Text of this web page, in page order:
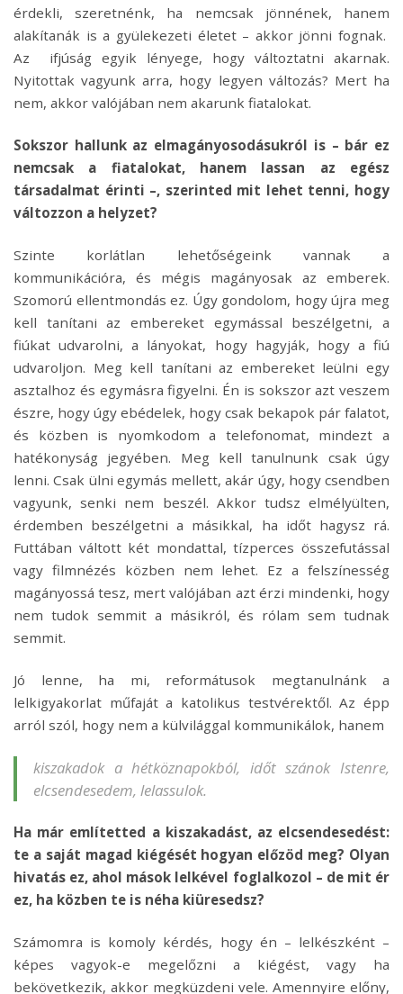
érdekli, szeretnénk, ha nemcsak jönnének, hanem
alakítanák is a gyülekezeti életet – akkor jönni fognak.
Az ifjúság egyik lényege, hogy változtatni akarnak.
Nyitottak vagyunk arra, hogy legyen változás? Mert ha
nem, akkor valójában nem akarunk fiatalokat.
Sokszor hallunk az elmagányosodásukról is – bár ez
nemcsak a fiatalokat, hanem lassan az egész
társadalmat érinti –, szerinted mit lehet tenni, hogy
változzon a helyzet?
Szinte korlátlan lehetőségeink vannak a
kommunikációra, és mégis magányosak az emberek.
Szomorú ellentmondás ez. Úgy gondolom, hogy újra meg
kell tanítani az embereket egymással beszélgetni, a
fiúkat udvarolni, a lányokat, hogy hagyják, hogy a fiú
udvaroljon. Meg kell tanítani az embereket leülni egy
asztalhoz és egymásra figyelni. Én is sokszor azt veszem
észre, hogy úgy ebédelek, hogy csak bekapok pár falatot,
és közben is nyomkodom a telefonomat, mindezt a
hatékonyság jegyében. Meg kell tanulnunk csak úgy
lenni. Csak ülni egymás mellett, akár úgy, hogy csendben
vagyunk, senki nem beszél. Akkor tudsz elmélyülten,
érdemben beszélgetni a másikkal, ha időt hagysz rá.
Futtában váltott két mondattal, tízperces összefutással
vagy filmnézés közben nem lehet. Ez a felszínesség
magányossá tesz, mert valójában azt érzi mindenki, hogy
nem tudok semmit a másikról, és rólam sem tudnak
semmit.
Jó lenne, ha mi, reformátusok megtanulnánk a
lelkigyakorlat műfaját a katolikus testvérektől. Az épp
arról szól, hogy nem a külvilággal kommunikálok, hanem
kiszakadok a hétköznapokból, időt szánok Istenre,
elcsendesedem, lelassulok.
Ha már említetted a kiszakadást, az elcsendesedést:
te a saját magad kiégését hogyan előzöd meg? Olyan
hivatás ez, ahol mások lelkével foglalkozol – de mit ér
ez, ha közben te is néha kiüresedsz?
Számomra is komoly kérdés, hogy én – lelkészként –
képes vagyok-e megelőzni a kiégést, vagy ha
bekövetkezik, akkor megküzdeni vele. Amennyire előny,